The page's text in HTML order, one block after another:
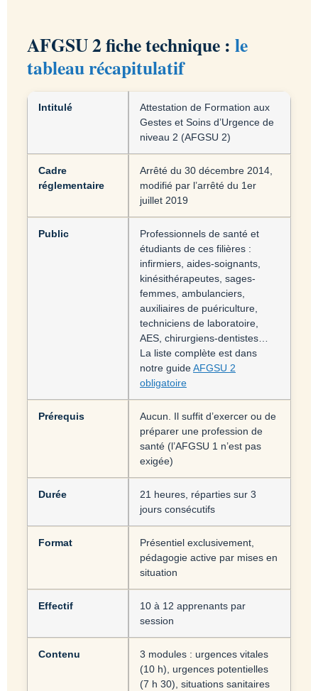
AFGSU 2 fiche technique : le
tableau récapitulatif
Intitulé
Attestation de Formation aux
Gestes et Soins d’Urgence de
niveau 2 (AFGSU 2)
Cadre
réglementaire
Arrêté du 30 décembre 2014,
modifié par l’arrêté du 1er
juillet 2019
Public
Professionnels de santé et
étudiants de ces filières :
infirmiers, aides-soignants,
kinésithérapeutes, sages-
femmes, ambulanciers,
auxiliaires de puériculture,
techniciens de laboratoire,
AES, chirurgiens-dentistes…
La liste complète est dans
notre guideAFGSU 2
obligatoire
Prérequis
Aucun. Il suffit d’exercer ou de
préparer une profession de
santé (l’AFGSU 1 n’est pas
exigée)
Durée
21 heures, réparties sur 3
jours consécutifs
Format
Présentiel exclusivement,
pédagogie active par mises en
situation
Effectif
10 à 12 apprenants par
session
Contenu
3 modules : urgences vitales
(10 h), urgences potentielles
(7 h 30), situations sanitaires